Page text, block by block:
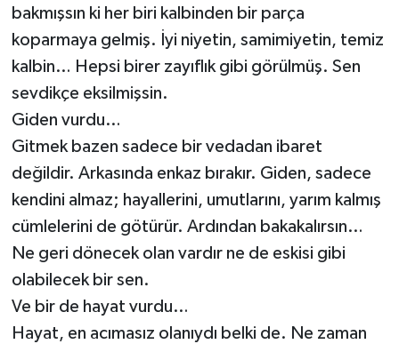
bakmışsın ki her biri kalbinden bir parça
koparmaya gelmiş. İyi niyetin, samimiyetin, temiz
kalbin… Hepsi birer zayıflık gibi görülmüş. Sen
sevdikçe eksilmişsin.
Giden vurdu…
Gitmek bazen sadece bir vedadan ibaret
değildir. Arkasında enkaz bırakır. Giden, sadece
kendini almaz; hayallerini, umutlarını, yarım kalmış
cümlelerini de götürür. Ardından bakakalırsın…
Ne geri dönecek olan vardır ne de eskisi gibi
olabilecek bir sen.
Ve bir de hayat vurdu…
Hayat, en acımasız olanıydı belki de. Ne zaman